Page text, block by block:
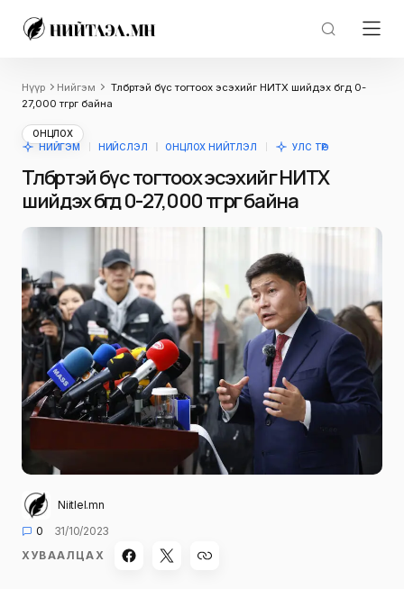
Нүүр Нийгэм
Төлбөртэй бүс тогтоох эсэхийг НИТХ шийдэх бөгөөд 0-
27,000 төгрөг байна
ОНЦЛОХ
НИЙГЭМ
НИЙСЛЭЛ ОНЦЛОХ НИЙТЛЭЛ УЛС ТӨР
Төлбөртэй бүс тогтоох эсэхийг НИТХ
шийдэх бөгөөд 0-27,000 төгрөг байна
Niitlel.mn
0
31/10/2023
ХУВААЛЦАХ